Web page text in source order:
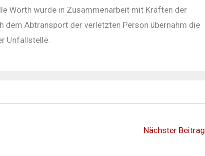
Wörth wurde in Zusammenarbeit mit Kräften der
dem Abtransport der verletzten Person übernahm die
Unfallstelle.
Nächster Beitrag